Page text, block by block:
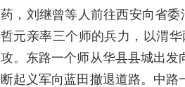
药，刘继曾等人前往西安向省
哲元亲率三个师的兵力，以渭
攻。东路一个师从华县县城出
断起义军向蓝田撤退道路。中